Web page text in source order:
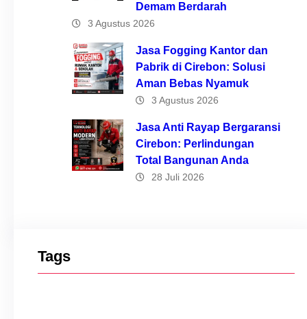
Demam Berdarah
3 Agustus 2026
Jasa Fogging Kantor dan
Pabrik di Cirebon: Solusi
Aman Bebas Nyamuk
3 Agustus 2026
Jasa Anti Rayap Bergaransi
Cirebon: Perlindungan
Total Bangunan Anda
28 Juli 2026
Tags